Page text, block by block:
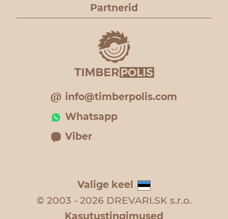
Partnerid
info@timberpolis.com
Whatsapp
Viber
Valige keel
© 2003 - 2026 DREVARI.SK s.r.o.
Kasutustingimused